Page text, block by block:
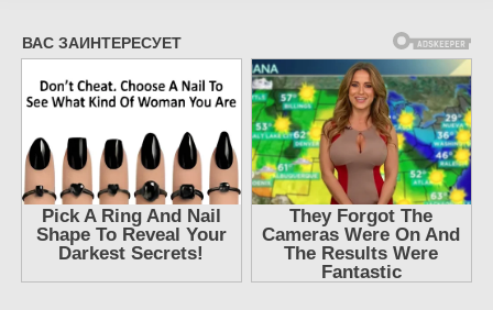
Глава 9
Глава 10
Глава 12
Глава 13